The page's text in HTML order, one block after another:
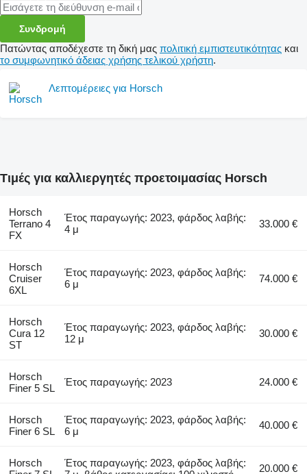
Συνδρομή
Πατώντας αποδέχεστε τη δική μας πολιτική εμπιστευτικότητας και
το συμφωνητικό άδειας χρήσης τελικού χρήστη.
Λεπτομέρειες για Horsch
Τιμές για καλλιεργητές προετοιμασίας Horsch
Horsch
Terrano 4
FX
Έτος παραγωγής: 2023, φάρδος λαβής:
4 μ
33.000 €
Horsch
Cruiser
6XL
Έτος παραγωγής: 2023, φάρδος λαβής:
6 μ
74.000 €
Horsch
Cura 12
ST
Έτος παραγωγής: 2023, φάρδος λαβής:
12 μ
30.000 €
Horsch
Finer 5 SL
Έτος παραγωγής: 2023 24.000 €
Horsch
Finer 6 SL
Έτος παραγωγής: 2023, φάρδος λαβής:
6 μ
40.000 €
Horsch
Έτος παραγωγής: 2023, φάρδος λαβής:
20.000 €